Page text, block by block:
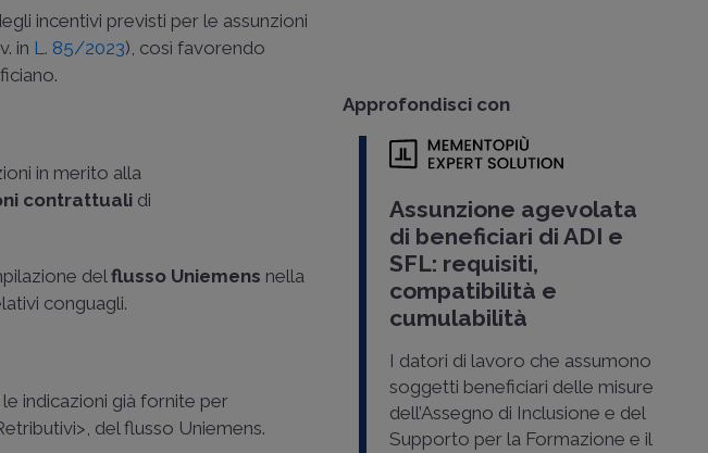
incentivi previsti per le assunzioni
in L. 85/2023), così favorendo
in merito alla
contrattuali di
delflusso Uniemens nella
conguagli.
indicazioni già fornite per
del flusso Uniemens.
Approfondisci con
Assunzione agevolata
di beneficiari di ADI e
SFL: requisiti,
compatibilità e
cumulabilità
I datori di lavoro che assumono
soggetti beneficiari delle misure
dell’Assegno di Inclusione e del
Supporto per la Formazione e il